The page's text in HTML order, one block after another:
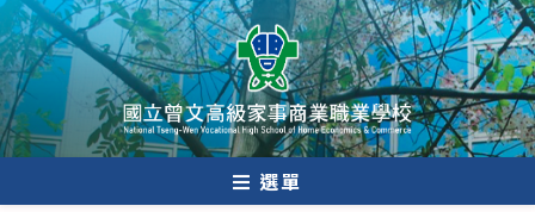
跳
轉
至
主
要
內
選單